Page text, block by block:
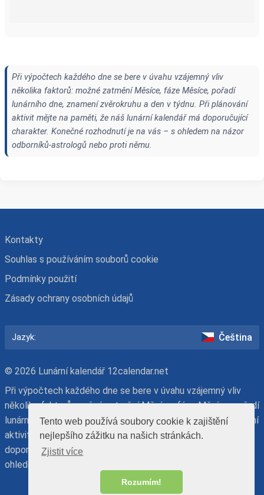
Tento web používá soubory cookie k zajištění
nejlepšího zážitku na našich stránkách.
Zjistit více
Rozumím!
Při výpočtech každého dne se bere v úvahu vzájemný vliv
několika faktorů: možné zatmění Měsíce, fáze Měsíce, pořadí
lunárního dne, znamení zvěrokruhu a den v týdnu. Při plánování
aktivit mějte na paměti, že náš lunární kalendář má doporučující
charakter. Konečné rozhodnutí je na vás – s ohledem na názor
odborníků-astrologů nebo proti němu.
Kontakty
Souhlas s používáním souborů cookie
Podmínky použití
Zásady ochrany osobních údajů
Jazyk: Čeština
© 2026 Lunární kalendář 12calendar.net
Při výpočtech každého dne se bere v úvahu vzájemný vliv
několika faktorů: možné zatmění Měsíce, fáze Měsíce, pořadí
lunárního dne, znamení zvěrokruhu a den v týdnu. Při plánování
aktivit mějte na paměti, že náš lunární kalendář má
doporučující charakter. Konečné rozhodnutí je na vás – s
ohledem na názor odborníků-astrologů nebo proti němu.